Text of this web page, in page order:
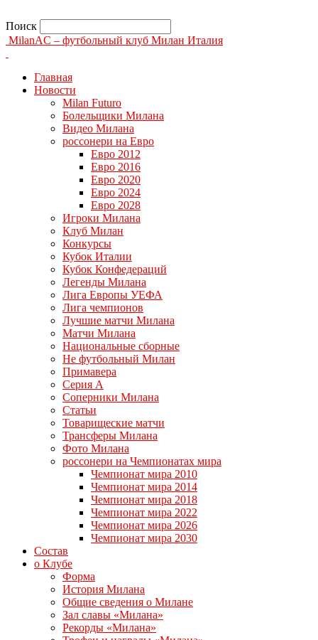
Поиск
MilanAC – футбольный клуб Милан Италия
Главная
Новости
Milan Futuro
Болельщики Милана
Видео Милана
россонери на Евро
Евро 2012
Евро 2016
Евро 2020
Евро 2024
Евро 2028
Игроки Милана
Клуб Милан
Конкурсы
Кубок Италии
Кубок Конфедераций
Легенды Милана
Лига Европы УЕФА
Лига чемпионов
Лучшие матчи Милана
Матчи Милана
Национальные сборные
Не футбольный Милан
Примавера
Серия А
Соперники Милана
Статьи
Товарищеские матчи
Трансферы Милана
Фото Милана
россонери на Чемпионатах мира
Чемпионат мира 2010
Чемпионат мира 2014
Чемпионат мира 2018
Чемпионат мира 2022
Чемпионат мира 2026
Чемпионат мира 2030
Состав
о Клубе
Форма
История Милана
Общие сведения о Милане
Зал славы «Милана»
Рекорды «Милана»